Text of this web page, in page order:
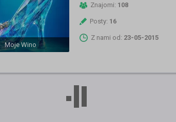
Moje Wino
Znajomi: 108
Posty: 16
Z nami od: 23-05-2015